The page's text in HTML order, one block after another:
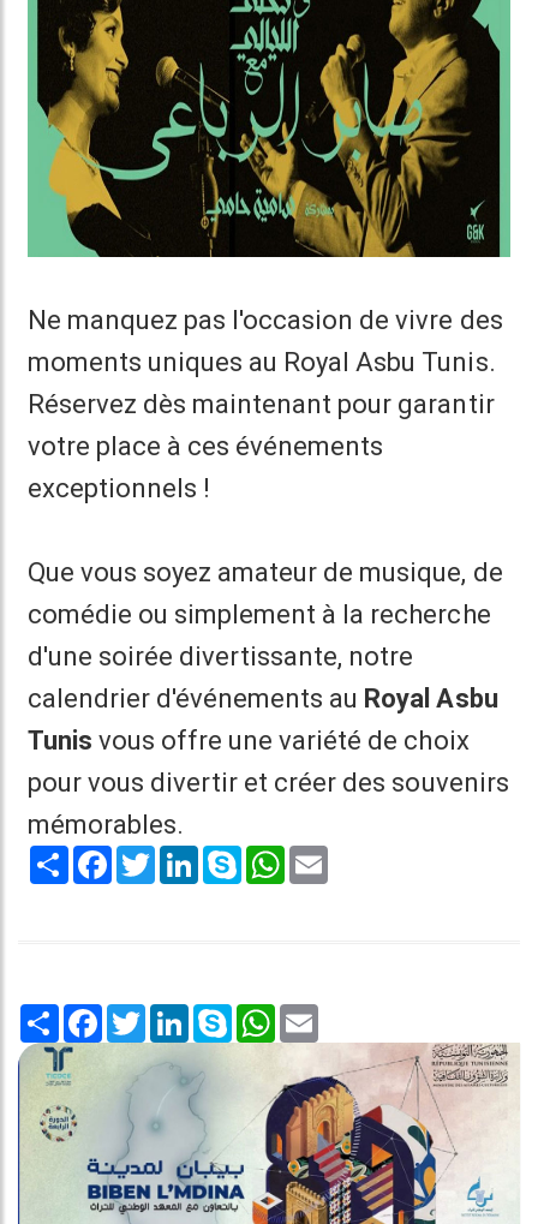
Ne manquez pas l'occasion de vivre des
moments uniques au Royal Asbu Tunis.
Réservez dès maintenant pour garantir
votre place à ces événements
exceptionnels !
Que vous soyez amateur de musique, de
comédie ou simplement à la recherche
d'une soirée divertissante, notre
calendrier d'événements au Royal Asbu
Tunisvous offre une variété de choix
pour vous divertir et créer des souvenirs
mémorables.
Share Facebook
TwitterLinkedInSkype WhatsApp
Share Facebook
TwitterLinkedInSkype WhatsApp